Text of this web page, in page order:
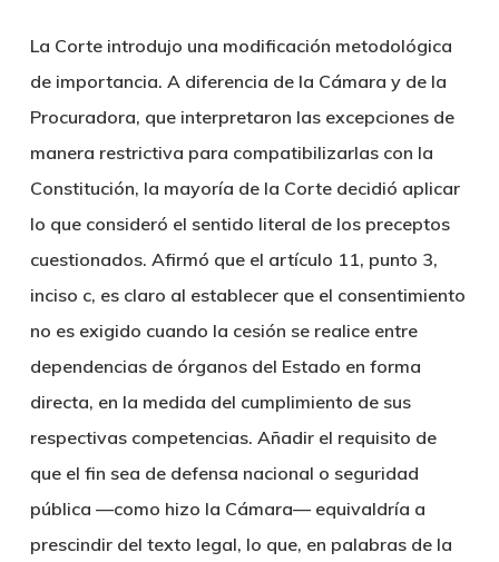
La Corte introdujo una modificación metodológica
de importancia. A diferencia de la Cámara y de la
Procuradora, que interpretaron las excepciones de
manera restrictiva para compatibilizarlas con la
Constitución, la mayoría de la Corte decidió aplicar
lo que consideró el sentido literal de los preceptos
cuestionados. Afirmó que el artículo 11, punto 3,
inciso c, es claro al establecer que el consentimiento
no es exigido cuando la cesión se realice entre
dependencias de órganos del Estado en forma
directa, en la medida del cumplimiento de sus
respectivas competencias. Añadir el requisito de
que el fin sea de defensa nacional o seguridad
pública —como hizo la Cámara— equivaldría a
prescindir del texto legal, lo que, en palabras de la